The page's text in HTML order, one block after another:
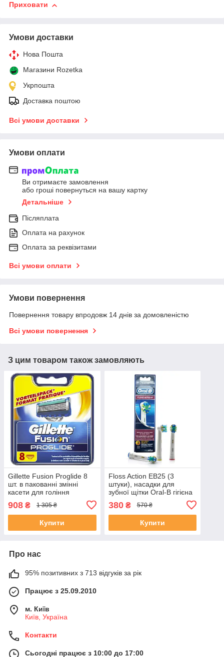
Приховати
Умови доставки
Нова Пошта
Магазини Rozetka
Укрпошта
Доставка поштою
Всі умови доставки
Умови оплати
Ви отримаєте замовлення
або гроші повернуться на вашу картку
Детальніше
Післяплата
Оплата на рахунок
Оплата за реквізитами
Всі умови оплати
Умови повернення
Повернення товару впродовж 14 днів за домовленістю
Всі умови повернення
З цим товаром також замовляють
Gillette Fusion Proglide 8
шт. в пакованні змінні
касети для гоління
908 ₴ 1 305 ₴
Купити
Floss Action EB25 (3
штуки), насадки для
зубної щітки Oral-B гігієна
380₴ 570 ₴
Купити
Про нас
95% позитивних з 713 відгуків за рік
Працює з 25.09.2010
м. Київ
Київ, Україна
Контакти
Сьогодні працює з 10:00 до 17:00